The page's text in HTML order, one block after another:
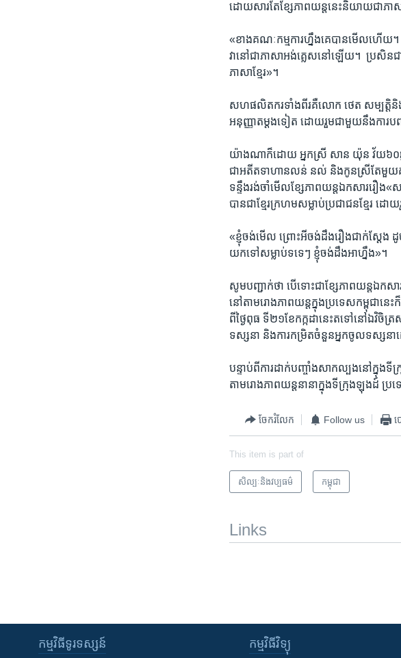
ដោយសារ​តែ​ខ្សែ​ភាពយន្ត​នេះ​និយាយ​ជា​ភា
«ខាង​គណៈកម្មការ​ហ្នឹង​គេ​បាន​មើល​ហើយ
វា​នៅ​ជា​ភាសា​អង់គ្លេស​នៅឡើយ។ ​ ប្រសិន
ភាសា​ខ្មែរ»។
សហ​ផលិតករ​ទាំងពីរ​គឺ​លោក​ ថេត សម្បត្តិ​និ
អនុញ្ញាត​ម្តង​ទៀត​ ដោយ​រួមជាមួយ​នឹង​ការ​ប
យ៉ាង​ណា​ក៏ដោយ​ ​អ្នកស្រី ​សាន យ៉ុន ​វ័យ​៦០ឆ្នាំ​
ជា​អតីត​ទាហាន​លន់ នល់ និង​កូន​ស្រី​តែមួយ​គ
ទន្ទឹង​រង់ចាំ​មើល​ខ្សែ​ភាពយន្ត​ឯកសារ​រឿង​
បាន​ជា​ខ្មែរ​ក្រហម​សម្លាប់​ប្រជាជន​ខ្មែរ​
«ខ្ញុំ​ចង់​មើល​ ​ព្រោះអី​ចង់​ដឹង​រឿង​ជាក់ស្តែង​
យក​ទៅ​សម្លាប់​ទទេៗ​ ខ្ញុំ​ចង់​ដឹង​អាហ្នឹង»។
សូម​បញ្ជាក់​ថា ​បើ​ទោះជា​ខ្សែ​ភាពយន្ត​ឯកស
នៅតាម​រោង​ភាពយន្ត​ក្នុង​ប្រទេស​កម្ពុជា​ន
ពី​ថ្ងៃ​ពុធ ​ទី​២១​ខែ​កក្កដា​នេះ​តទៅ​នៅឯ​វិចិ
ទស្សនា​ និង​ការ​កម្រិត​ចំនួន​អ្នក​ចូល​ទស្សន
បន្ទាប់​ពី​ការ​ដាក់​បញ្ចាំង​សាកល្បង​នៅ​ក្នុង​
តាម​រោង​ភាពយន្ត​នានា​ក្នុង​ទីក្រុង​ឡុងដ៍​ ប្រ
ចែករំលែក Follow us ប
This item is part of
សិល្បៈនិងវប្បធម៌ កម្ពុជា
Links
កម្មវិធី​ទូរទស្សន៍ កម្មវិធី​វិទ្យុ